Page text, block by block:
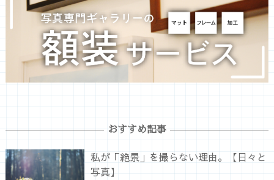
おすすめ記事
私が「絶景」を撮らない理由。【日々と
写真】